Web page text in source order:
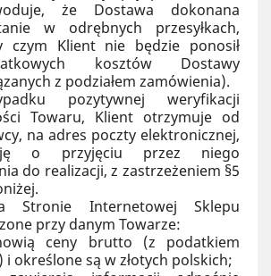
że Dostawa dokonana
w odrębnych przesyłkach,
czym Klient nie będzie ponosił
kosztów Dostawy
z podziałem zamówienia).
pozytywnej weryfikacji
Towaru, Klient otrzymuje od
na adres poczty elektronicznej,
o przyjęciu przez niego
do realizacji, z zastrzeżeniem §5
Stronie Internetowej Sklepu
przy danym Towarze:
ceny brutto (z podatkiem
i określone są w złotych polskich;